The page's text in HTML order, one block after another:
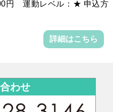
円 運動レベル：★ 申込方
詳細はこちら
わせ